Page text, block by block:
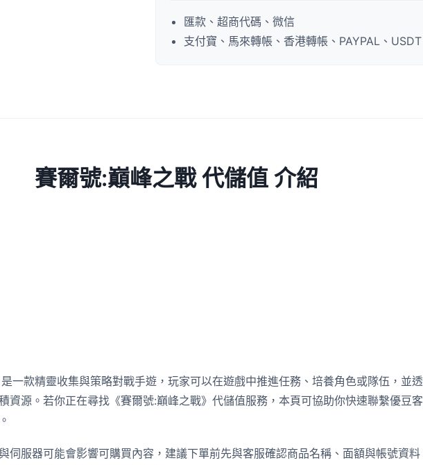
匯款、超商代碼、微信
支付寶、馬來轉帳、香港轉帳、PAYPAL、USDT
賽爾號:巔峰之戰 代儲值 介紹
是一款精靈收集與策略對戰手遊，玩家可以在遊戲中推進任務、培養角色或隊伍，並
資源。若你正在尋找《賽爾號:巔峰之戰》代儲值服務，本頁可協助你快速聯繫優豆
伺服器可能會影響可購買內容，建議下單前先與客服確認商品名稱、面額與帳號資